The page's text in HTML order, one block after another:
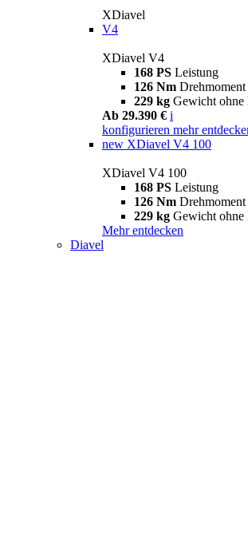
XDiavel
V4
XDiavel V4
168 PS Leistung
126 Nm Drehmoment
229 kg Gewicht
Ab 29.390 € i
konfigurieren mehr
new XDiavel V4 100
XDiavel V4 100
168 PS Leistung
126 Nm Drehmoment
229 kg Gewicht
Mehr entdecken
Diavel